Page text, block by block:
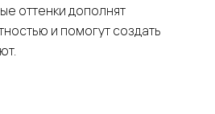
оттенки дополнят
и помогут создать